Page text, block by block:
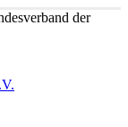
der